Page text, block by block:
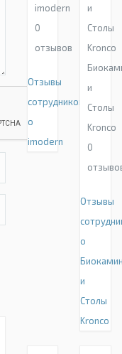
imodern
0
отзывов
Отзывы
сотрудников
о
imodern
и
Столы
Kronco
0
Отзывы
о
и
Столы
Kronco